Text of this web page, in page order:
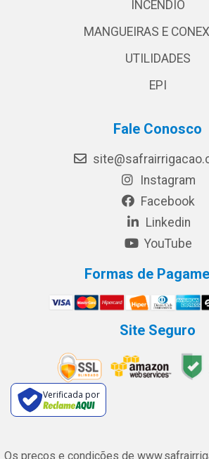
INCÊNDIO
MANGUEIRAS E
UTILIDADES
EPI
Fale Conosco
Instagram
Facebook
Linkedin
YouTube
Formas de
Site Seguro
Verificada por
Os preços e condições de